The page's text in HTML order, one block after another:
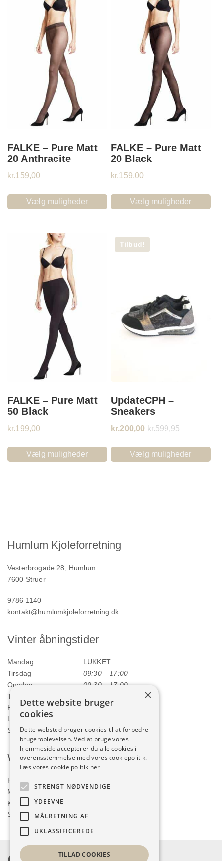
FALKE – Pure Matt
20 Anthracite
kr.159,00
Vælg muligheder
FALKE – Pure Matt
20 Black
kr.159,00
Vælg muligheder
FALKE – Pure Matt
50 Black
kr.199,00
Vælg muligheder
Tilbud!
UpdateCPH –
Sneakers
kr.200,00 kr.599,95
Vælg muligheder
Humlum Kjoleforretning
Vesterbrogade 28, Humlum
7600 Struer
9786 1140
kontakt@humlumkjoleforretning.dk
Vinter åbningstider
Mandag
LUKKET
Tirsdag
09:30 – 17:00
Onsdag
09:30 – 17:00
Torsdag
Fredag
09:30 – 17:00
Lørdag
Søndag
LUKKET
Webshop
Handelsbetingelser
Min konto
Kurv
Shop
×
Dette website bruger
cookies
Dette websted bruger cookies til at forbedre
brugeroplevelsen. Ved at bruge vores
hjemmeside accepterer du alle cookies i
overensstemmelse med vores cookiepolitik.
Læs vores cookie politik her
STRENGT NØDVENDIGE
YDEEVNE
MÅLRETNING AF
UKLASSIFICEREDE
TILLAD COOKIES